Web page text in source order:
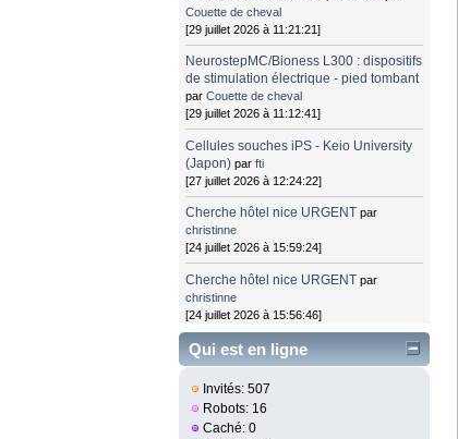
Couette de cheval
[29 juillet 2026 à 11:21:21]
NeurostepMC/Bioness L300 : dispositifs
de stimulation électrique - pied tombant
parCouette de cheval
[29 juillet 2026 à 11:12:41]
Cellules souches iPS - Keio University
(Japon) parfti
[27 juillet 2026 à 12:24:22]
Cherche hôtel nice URGENT par
christinne
[24 juillet 2026 à 15:59:24]
Cherche hôtel nice URGENT par
christinne
[24 juillet 2026 à 15:56:46]
Qui est en ligne
Invités: 507
Robots: 16
Caché: 0